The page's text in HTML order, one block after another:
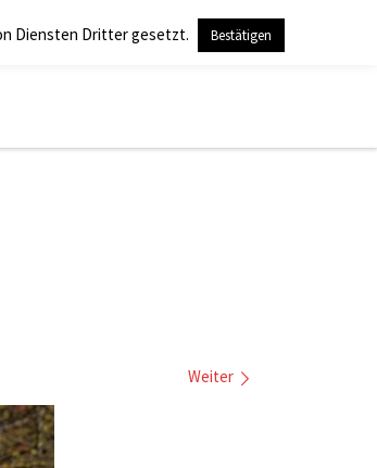
Weiter
Diensten Dritter gesetzt. Bestätigen